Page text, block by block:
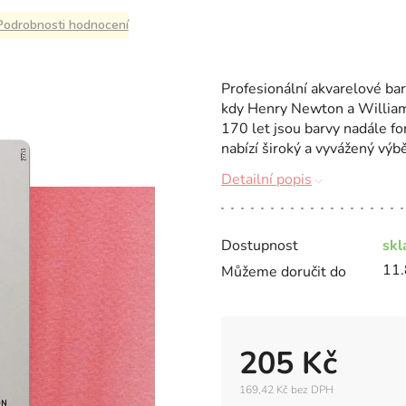
hodnocení
Dostupnost
Můžeme doručit do
205 Kč
169,42 Kč bez DPH
Profesionální akvarelové
kdy Henry Newton a
170 let jsou barvy nadále
nabízí široký a vyvážený
Detailní popis